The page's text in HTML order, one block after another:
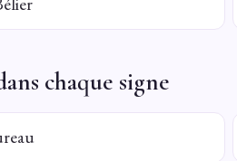
chaque signe